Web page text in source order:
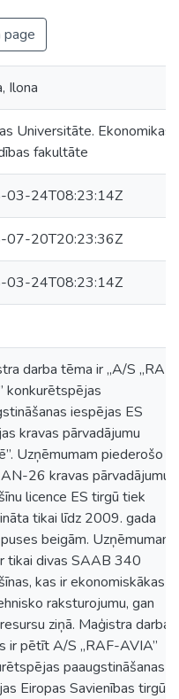
Ilona
Universitāte. Ekonomikas
fakultāte
03-24T08:23:14Z
07-20T20:23:36Z
03-24T08:23:14Z
darba tēma ir „A/S „RAF-
konkurētspējas
iespējas ES
kravas pārvadājumu
Uzņēmumam piederošo
26 kravas pārvadājumu
licence ES tirgū tiek
tikai līdz 2009. gada
beigām. Uzņēmumam
tikai divas SAAB 340
kas ir ekonomiskākas
raksturojumu, gan
ziņā. Maģistra darba
ir pētīt A/S „RAF-AVIA”
paaugstināšanas
Eiropas Savienības tirgū.